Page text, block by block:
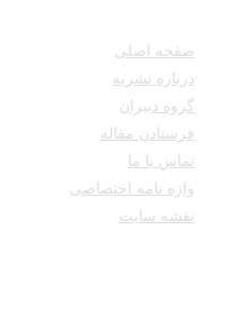
صفحه اصلی
درباره نشریه
گروه دبیران
فرستادن مقاله
تماس با ما
واژه نامه اختصاصی
نقشه سایت